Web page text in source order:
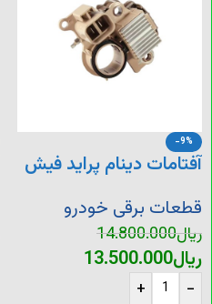
-9%
آفتامات دینام پراید فیش
قطعات برقی خودرو
ریال14.800.000
ریال13.500.000
-
+